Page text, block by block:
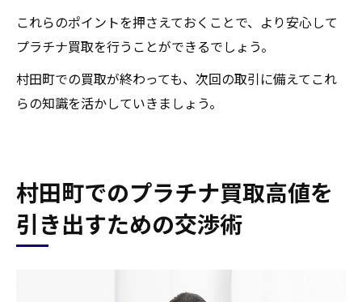
これらのポイントを押さえておくことで、より安心して
プラチナ買取を行うことができるでしょう。
村田町での買取が終わっても、次回の取引に備えてこれ
らの知識を活かしていきましょう。
村田町でのプラチナ買取高値を
引き出すための交渉術